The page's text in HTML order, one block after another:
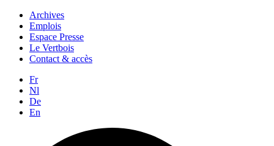
Archives
Emplois
Espace Presse
Le Vertbois
Contact & accès
Fr
Nl
De
En